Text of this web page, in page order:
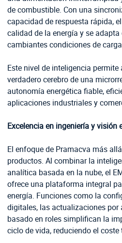
de combustible. Con una
capacidad de respuesta rápida,
calidad de la energía y se
cambiantes condiciones de
Este nivel de inteligencia permite
verdadero cerebro de una
autonomía energética fiable,
aplicaciones industriales y
Excelencia en ingeniería y visión
El enfoque de Pramacva más
productos. Al combinar la
analítica basada en la nube, el
ofrece una plataforma integral
energía. Funciones como la
digitales, las actualizaciones por
basado en roles simplifican la
ciclo de vida, reduciendo el